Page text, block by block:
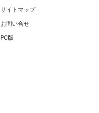
サイトマップ
お問い合せ
PC版